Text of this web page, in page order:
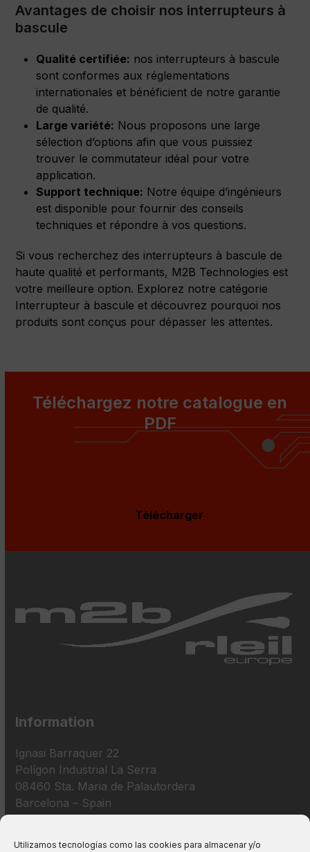
Utilizamos tecnologías como las cookies para almacenar y/o
Avantages de choisir nos interrupteurs à
bascule
Qualité certifiée: nos interrupteurs à bascule
sont conformes aux réglementations
internationales et bénéficient de notre garantie
de qualité.
Large variété: Nous proposons une large
sélection d’options afin que vous puissiez
trouver le commutateur idéal pour votre
application.
Support technique: Notre équipe d’ingénieurs
est disponible pour fournir des conseils
techniques et répondre à vos questions.
Si vous recherchez des interrupteurs à bascule de
haute qualité et performants, M2B Technologies est
votre meilleure option. Explorez notre catégorie
Interrupteur à bascule et découvrez pourquoi nos
produits sont conçus pour dépasser les attentes.
Téléchargez notre catalogue en
PDF
Télécharger
Information
Ignasi Barraquer 22
Polígon Industrial La Serra
08460 Sta. Maria de Palautordera
Barcelona – Spain